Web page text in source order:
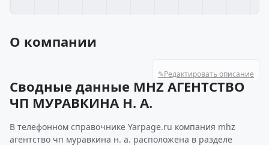
О компании
✎Редактировать описание
Сводные данные MHZ АГЕНТСТВО
ЧП МУРАВКИНА Н. А.
В телефонном справочнике Yarpage.ru компания mhz
агентство чп муравкина н. а. расположена в разделе